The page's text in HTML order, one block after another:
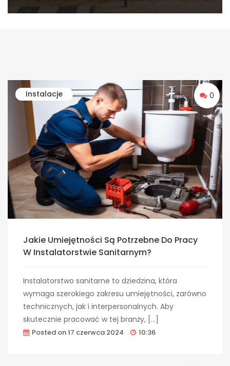
Instalacje 0
Jakie Umiejętności Są Potrzebne Do Pracy
W Instalatorstwie Sanitarnym?
Instalatorstwo sanitarne to dziedzina, która
wymaga szerokiego zakresu umiejętności, zarówno
technicznych, jak i interpersonalnych. Aby
skutecznie pracować w tej branży, […]
Posted on17 czerwca 2024 10:36